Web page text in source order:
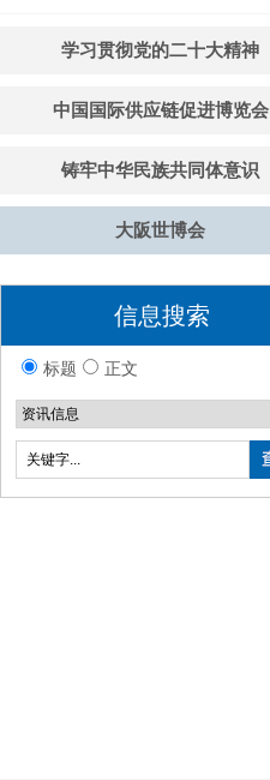
学习贯彻党的二十大精神
中国国际供应链促进博览会
铸牢中华民族共同体意识
大阪世博会
信息搜索
标题 正文